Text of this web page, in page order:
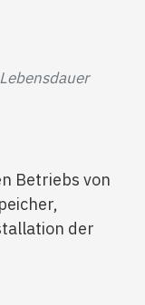
Betriebs von
der